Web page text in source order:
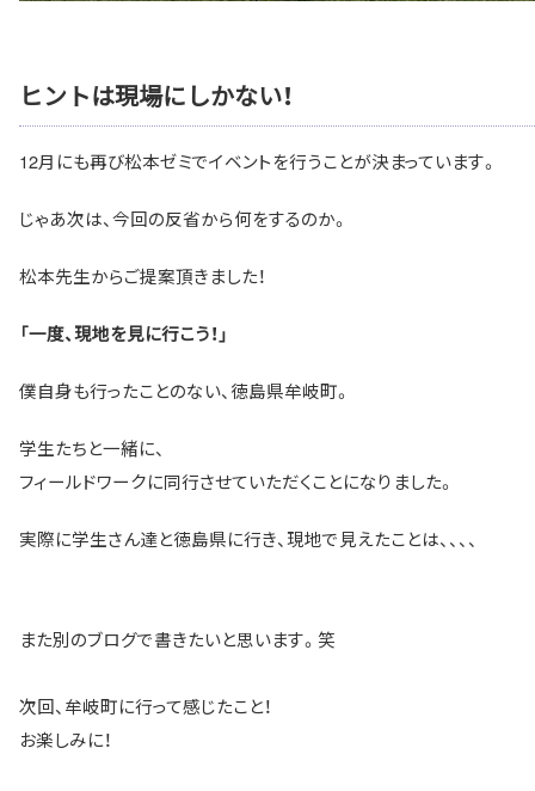
ヒントは現場にしかない！
12月にも再び松本ゼミでイベントを行うことが決まっています。
じゃあ次は、今回の反省から何をするのか。
松本先生からご提案頂きました！
「一度、現地を見に行こう！」
僕自身も行ったことのない、徳島県牟岐町。
学生たちと一緒に、
フィールドワークに同行させていただくことになりました。
実際に学生さん達と徳島県に行き、現地で見えたことは、、、、
また別のブログで書きたいと思います。笑
次回、牟岐町に行って感じたこと！
お楽しみに！